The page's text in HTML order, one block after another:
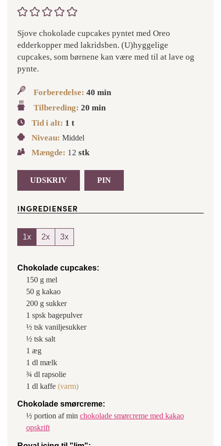
Sjove chokolade cupcakes pyntet med Oreo
edderkopper med lakridsben. (U)hyggelige
cupcakes, som børnene kan være med til at lave og
pynte.
Forberedelse:40 min
Tilbereding:20 min
Tid i alt: 1 t
Niveau: Middel
Mængde: 12 stk
UDSKRIV PIN
INGREDIENSER
1x 2x 3x
Chokolade cupcakes:
150 g mel
50 g kakao
200 g sukker
1 spsk bagepulver
½ tsk vaniljesukker
½ tsk salt
1 æg
1 dl mælk
¾ dl rapsolie
1 dl kaffe (varm)
Chokolade smørcreme:
½ portion af min chokolade smørcreme med kakao
opskrift